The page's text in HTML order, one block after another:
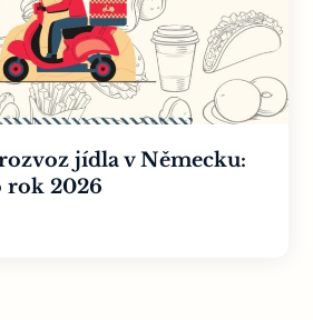
jídla v Německu:
rok 2026